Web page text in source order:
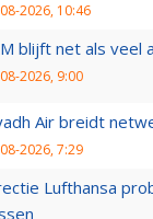
2026, 10:46
blijft net als veel
2026, 9:00
Air breidt
2026, 7:29
Lufthansa